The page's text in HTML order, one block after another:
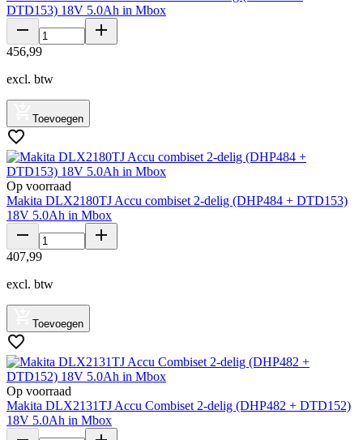
DTD153) 18V 5.0Ah in Mbox
456,99
excl. btw
Toevoegen
Op voorraad
Makita DLX2180TJ Accu combiset 2-delig (DHP484 + DTD153)
18V 5.0Ah in Mbox
407,99
excl. btw
Toevoegen
Op voorraad
Makita DLX2131TJ Accu Combiset 2-delig (DHP482 + DTD152)
18V 5.0Ah in Mbox